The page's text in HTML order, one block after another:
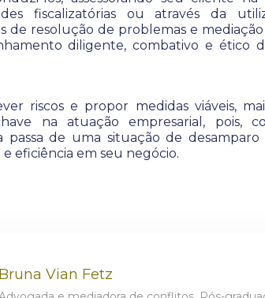
fiscalizatórias ou através da
de resolução de problemas e
diligente, combativo e ético
riscos e propor medidas viáveis,
na atuação empresarial, pois,
passa de uma situação de
eficiência em seu negócio.
Bruna Vian Fetz